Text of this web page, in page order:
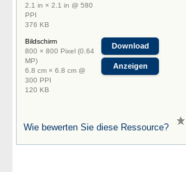
2.1 in × 2.1 in @ 580
PPI
376 KB
Bildschirm
800 × 800 Pixel (0.64
MP)
6.8 cm × 6.8 cm @
300 PPI
120 KB
Download
Anzeigen
Wie bewerten Sie diese Ressource?